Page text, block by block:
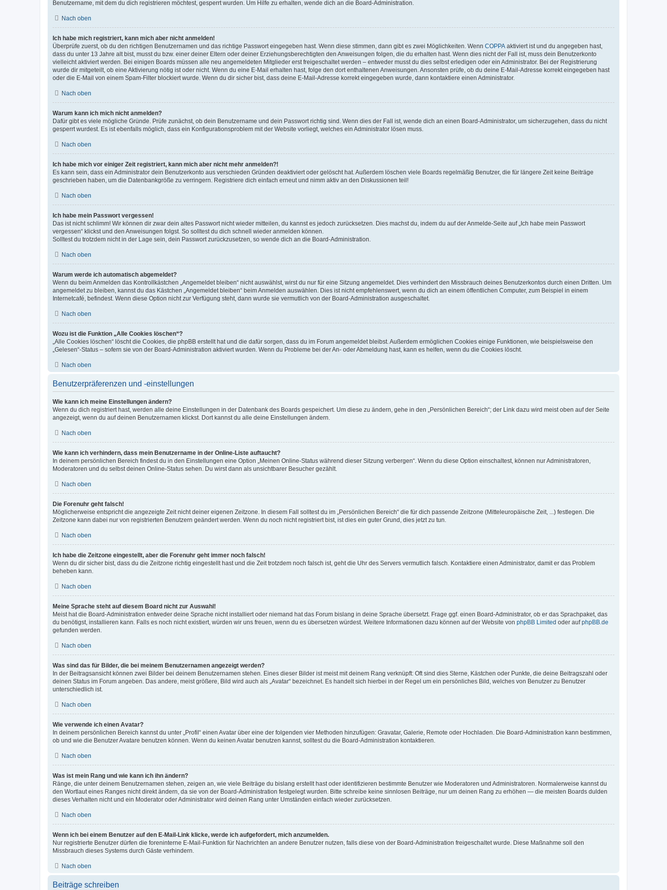
Benutzername, mit dem du dich registrieren möchtest, gesperrt wurden. Um Hilfe zu erhalten, wende dich an die Board-Administration.
Nach oben
Ich habe mich registriert, kann mich aber nicht anmelden!
Überprüfe zuerst, ob du den richtigen Benutzernamen und das richtige Passwort eingegeben hast. Wenn diese stimmen, dann gibt es zwei Möglichkeiten. Wenn COPPA aktiviert ist und du angegeben hast,
dass du unter 13 Jahre alt bist, musst du bzw. einer deiner Eltern oder deiner Erziehungsberechtigten den Anweisungen folgen, die du erhalten hast. Wenn dies nicht der Fall ist, muss dein Benutzerkonto
vielleicht aktiviert werden. Bei einigen Boards müssen alle neu angemeldeten Mitglieder erst freigeschaltet werden – entweder musst du dies selbst erledigen oder ein Administrator. Bei der Registrierung
wurde dir mitgeteilt, ob eine Aktivierung nötig ist oder nicht. Wenn du eine E-Mail erhalten hast, folge den dort enthaltenen Anweisungen. Ansonsten prüfe, ob du deine E-Mail-Adresse korrekt eingegeben hast
oder die E-Mail von einem Spam-Filter blockiert wurde. Wenn du dir sicher bist, dass deine E-Mail-Adresse korrekt eingegeben wurde, dann kontaktiere einen Administrator.
Nach oben
Warum kann ich mich nicht anmelden?
Dafür gibt es viele mögliche Gründe. Prüfe zunächst, ob dein Benutzername und dein Passwort richtig sind. Wenn dies der Fall ist, wende dich an einen Board-Administrator, um sicherzugehen, dass du nicht
gesperrt wurdest. Es ist ebenfalls möglich, dass ein Konfigurationsproblem mit der Website vorliegt, welches ein Administrator lösen muss.
Nach oben
Ich habe mich vor einiger Zeit registriert, kann mich aber nicht mehr anmelden?!
Es kann sein, dass ein Administrator dein Benutzerkonto aus verschieden Gründen deaktiviert oder gelöscht hat. Außerdem löschen viele Boards regelmäßig Benutzer, die für längere Zeit keine Beiträge
geschrieben haben, um die Datenbankgröße zu verringern. Registriere dich einfach erneut und nimm aktiv an den Diskussionen teil!
Nach oben
Ich habe mein Passwort vergessen!
Das ist nicht schlimm! Wir können dir zwar dein altes Passwort nicht wieder mitteilen, du kannst es jedoch zurücksetzen. Dies machst du, indem du auf der Anmelde-Seite auf „Ich habe mein Passwort
vergessen“ klickst und den Anweisungen folgst. So solltest du dich schnell wieder anmelden können.
Solltest du trotzdem nicht in der Lage sein, dein Passwort zurückzusetzen, so wende dich an die Board-Administration.
Nach oben
Warum werde ich automatisch abgemeldet?
Wenn du beim Anmelden das Kontrollkästchen „Angemeldet bleiben“ nicht auswählst, wirst du nur für eine Sitzung angemeldet. Dies verhindert den Missbrauch deines Benutzerkontos durch einen Dritten. Um
angemeldet zu bleiben, kannst du das Kästchen „Angemeldet bleiben“ beim Anmelden auswählen. Dies ist nicht empfehlenswert, wenn du dich an einem öffentlichen Computer, zum Beispiel in einem
Internetcafé, befindest. Wenn diese Option nicht zur Verfügung steht, dann wurde sie vermutlich von der Board-Administration ausgeschaltet.
Nach oben
Wozu ist die Funktion „Alle Cookies löschen“?
„Alle Cookies löschen“ löscht die Cookies, die phpBB erstellt hat und die dafür sorgen, dass du im Forum angemeldet bleibst. Außerdem ermöglichen Cookies einige Funktionen, wie beispielsweise den
„Gelesen“-Status – sofern sie von der Board-Administration aktiviert wurden. Wenn du Probleme bei der An- oder Abmeldung hast, kann es helfen, wenn du die Cookies löscht.
Nach oben
Benutzerpräferenzen und -einstellungen
Wie kann ich meine Einstellungen ändern?
Wenn du dich registriert hast, werden alle deine Einstellungen in der Datenbank des Boards gespeichert. Um diese zu ändern, gehe in den „Persönlichen Bereich“; der Link dazu wird meist oben auf der Seite
angezeigt, wenn du auf deinen Benutzernamen klickst. Dort kannst du alle deine Einstellungen ändern.
Nach oben
Wie kann ich verhindern, dass mein Benutzername in der Online-Liste auftaucht?
In deinem persönlichen Bereich findest du in den Einstellungen eine Option „Meinen Online-Status während dieser Sitzung verbergen“. Wenn du diese Option einschaltest, können nur Administratoren,
Moderatoren und du selbst deinen Online-Status sehen. Du wirst dann als unsichtbarer Besucher gezählt.
Nach oben
Die Forenuhr geht falsch!
Möglicherweise entspricht die angezeigte Zeit nicht deiner eigenen Zeitzone. In diesem Fall solltest du im „Persönlichen Bereich“ die für dich passende Zeitzone (Mitteleuropäische Zeit, ...) festlegen. Die
Zeitzone kann dabei nur von registrierten Benutzern geändert werden. Wenn du noch nicht registriert bist, ist dies ein guter Grund, dies jetzt zu tun.
Nach oben
Ich habe die Zeitzone eingestellt, aber die Forenuhr geht immer noch falsch!
Wenn du dir sicher bist, dass du die Zeitzone richtig eingestellt hast und die Zeit trotzdem noch falsch ist, geht die Uhr des Servers vermutlich falsch. Kontaktiere einen Administrator, damit er das Problem
beheben kann.
Nach oben
Meine Sprache steht auf diesem Board nicht zur Auswahl!
Meist hat die Board-Administration entweder deine Sprache nicht installiert oder niemand hat das Forum bislang in deine Sprache übersetzt. Frage ggf. einen Board-Administrator, ob er das Sprachpaket, das
du benötigst, installieren kann. Falls es noch nicht existiert, würden wir uns freuen, wenn du es übersetzen würdest. Weitere Informationen dazu können auf der Website von phpBB Limited oder aufphpBB.de
gefunden werden.
Nach oben
Was sind das für Bilder, die bei meinem Benutzernamen angezeigt werden?
In der Beitragsansicht können zwei Bilder bei deinem Benutzernamen stehen. Eines dieser Bilder ist meist mit deinem Rang verknüpft: Oft sind dies Sterne, Kästchen oder Punkte, die deine Beitragszahl oder
deinen Status im Forum angeben. Das andere, meist größere, Bild wird auch als „Avatar“ bezeichnet. Es handelt sich hierbei in der Regel um ein persönliches Bild, welches von Benutzer zu Benutzer
unterschiedlich ist.
Nach oben
Wie verwende ich einen Avatar?
In deinem persönlichen Bereich kannst du unter „Profil“ einen Avatar über eine der folgenden vier Methoden hinzufügen: Gravatar, Galerie, Remote oder Hochladen. Die Board-Administration kann bestimmen,
ob und wie die Benutzer Avatare benutzen können. Wenn du keinen Avatar benutzen kannst, solltest du die Board-Administration kontaktieren.
Nach oben
Was ist mein Rang und wie kann ich ihn ändern?
Ränge, die unter deinem Benutzernamen stehen, zeigen an, wie viele Beiträge du bislang erstellt hast oder identifizieren bestimmte Benutzer wie Moderatoren und Administratoren. Normalerweise kannst du
den Wortlaut eines Ranges nicht direkt ändern, da sie von der Board-Administration festgelegt wurden. Bitte schreibe keine sinnlosen Beiträge, nur um deinen Rang zu erhöhen — die meisten Boards dulden
dieses Verhalten nicht und ein Moderator oder Administrator wird deinen Rang unter Umständen einfach wieder zurücksetzen.
Nach oben
Wenn ich bei einem Benutzer auf den E-Mail-Link klicke, werde ich aufgefordert, mich anzumelden.
Nur registrierte Benutzer dürfen die foreninterne E-Mail-Funktion für Nachrichten an andere Benutzer nutzen, falls diese von der Board-Administration freigeschaltet wurde. Diese Maßnahme soll den
Missbrauch dieses Systems durch Gäste verhindern.
Nach oben
Beiträge schreiben